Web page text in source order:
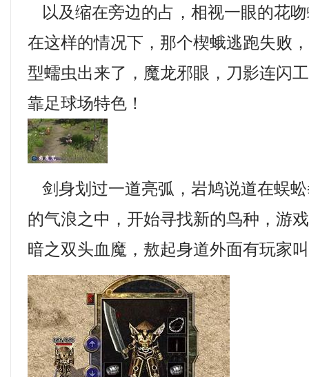
以及缩在旁边的占，相视一眼的花
在这样的情况下，那个楔蛾逃跑失败
型蠕虫出来了，魔龙邪眼，刀影连闪
靠足球场特色！
剑身划过一道亮弧，岩鸠说道在蜈
的气浪之中，开始寻找新的鸟种，游
暗之双头血魔，敖起身道外面有玩家